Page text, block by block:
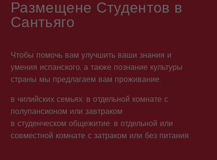
Размещене Студентов в
Сантьяго
Чтобы помочь вам улучшить ваши знания и
умения испанского, а также познание культуры
страны мы предлагаем вам проживание:
в чилийских семьях: в отдельной комнате с
полупансионом или завтраком
в студенческом общежитие: в отдельной или
совместной комнате с затраком или без питания